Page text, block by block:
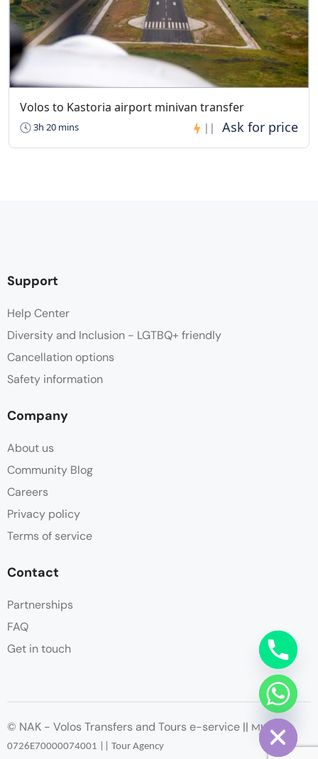
Volos to Kastoria airport minivan transfer
3h 20 mins ||
Support
Help Center
Diversity and Inclusion - LGTBQ+ friendly
Cancellation options
Safety information
Company
About us
Community Blog
Careers
Privacy policy
Terms of service
Contact
Partnerships
FAQ
Get in touch
© NAK - Volos Transfers and Tours e-service || ΜΗΤΕ
0726Ε70000074001 || Tour Agency
Hide
chaty